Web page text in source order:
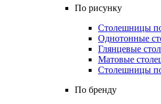
По рисунку
Столешницы
Однотонные
Глянцевые
Матовые
Столешницы
По бренду